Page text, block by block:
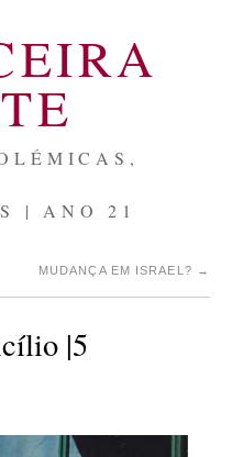
| ANO 21
MUDANÇA EM ISRAEL? →
|5